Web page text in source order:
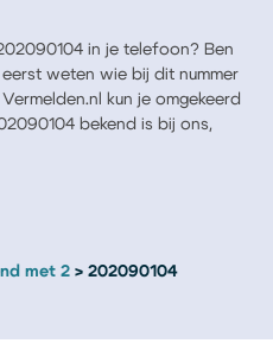
in je telefoon? Ben
weten wie bij dit nummer
kun je omgekeerd
bekend is bij ons,
met 2 202090104